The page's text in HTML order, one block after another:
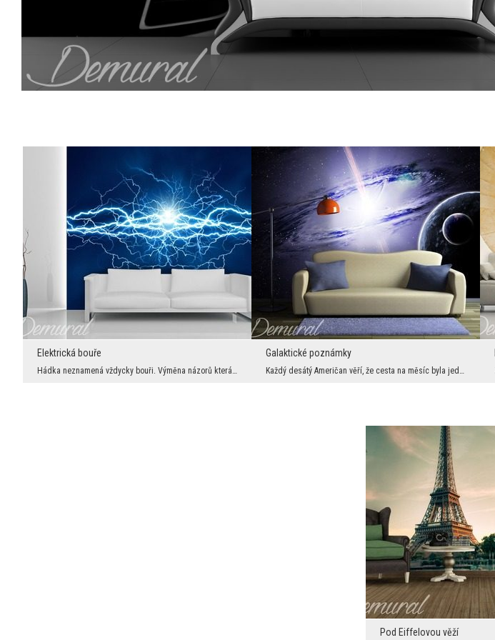
Elektrická bouře
Hádka neznamená vždycky bouři. Výměna názorů která přináší konstruktivní argumenty, má výhody pro...
Galaktické poznámky
Každý desátý Američan věří, že cesta na měsíc byla jedním velkým podvodem. Naše kosmická nabídka ...
Pod Eiffelovou věží